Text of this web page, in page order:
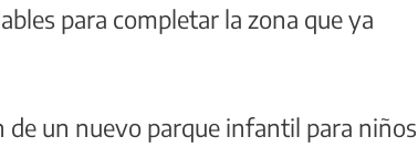
para completar la zona que ya
un nuevo parque infantil para niños